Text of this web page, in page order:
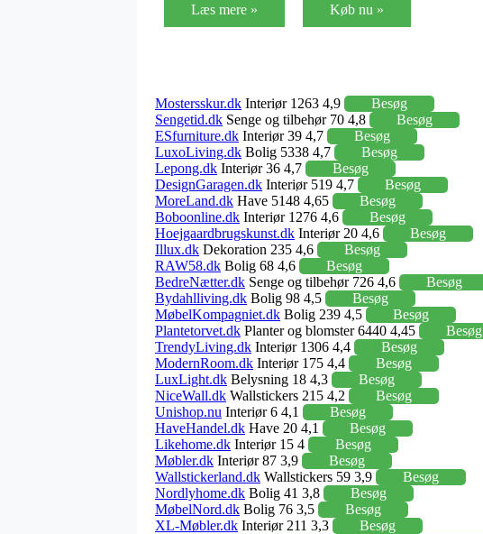
Læs mere » Køb nu »
Mostersskur.dk Interiør 1263 4,9
Besøg
Sengetid.dk Senge og tilbehør 70 4,8
Besøg
ESfurniture.dk Interiør 39 4,7
Besøg
LuxoLiving.dk Bolig 5338 4,7
Besøg
Lepong.dk Interiør 36 4,7
Besøg
DesignGaragen.dk Interiør 519 4,7
Besøg
MoreLand.dk Have 5148 4,65
Besøg
Boboonline.dk Interiør 1276 4,6
Besøg
Hoejgaardbrugskunst.dk Interiør 20 4,6
Besøg
Illux.dk Dekoration 235 4,6
Besøg
RAW58.dk Bolig 68 4,6
Besøg
BedreNætter.dk Senge og tilbehør 726 4,6
Besøg
Bydahlliving.dk Bolig 98 4,5
Besøg
MøbelKompagniet.dk Bolig 239 4,5
Besøg
Plantetorvet.dk Planter og blomster 6440 4,45
Besøg
TrendyLiving.dk Interiør 1306 4,4
Besøg
ModernRoom.dk Interiør 175 4,4
Besøg
LuxLight.dk Belysning 18 4,3
Besøg
NiceWall.dk Wallstickers 215 4,2
Besøg
Unishop.nu Interiør 6 4,1
Besøg
HaveHandel.dk Have 20 4,1
Besøg
Likehome.dk Interiør 15 4
Besøg
Møbler.dk Interiør 87 3,9
Besøg
Wallstickerland.dk Wallstickers 59 3,9
Besøg
Nordlyhome.dk Bolig 41 3,8
Besøg
MøbelNord.dk Bolig 76 3,5
Besøg
XL-Møbler.dk Interiør 211 3,3
Besøg